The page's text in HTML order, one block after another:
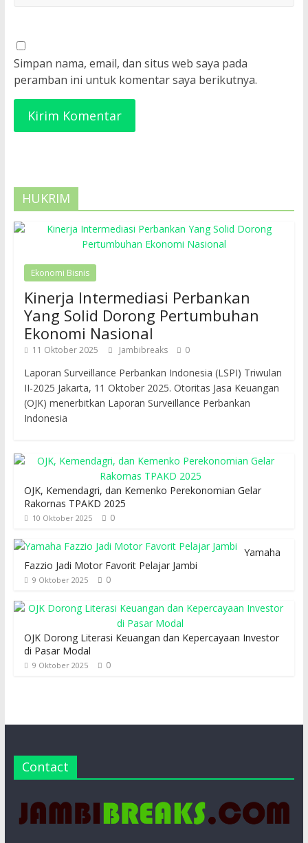
Simpan nama, email, dan situs web saya pada
peramban ini untuk komentar saya berikutnya.
HUKRIM
Ekonomi Bisnis
Kinerja Intermediasi Perbankan
Yang Solid Dorong Pertumbuhan
Ekonomi Nasional
11 Oktober 2025 Jambibreaks 0
Laporan Surveillance Perbankan Indonesia (LSPI) Triwulan
II-2025 Jakarta, 11 Oktober 2025. Otoritas Jasa Keuangan
(OJK) menerbitkan Laporan Surveillance Perbankan
Indonesia
OJK, Kemendagri, dan Kemenko Perekonomian Gelar
Rakornas TPAKD 2025
10 Oktober 2025 0
Yamaha
Fazzio Jadi Motor Favorit Pelajar Jambi
9 Oktober 2025 0
OJK Dorong Literasi Keuangan dan Kepercayaan Investor
di Pasar Modal
9 Oktober 2025 0
Contact